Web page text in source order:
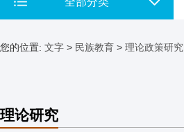
您的位置: 文字 > 民族教育 > 理论政策研究
理论研究